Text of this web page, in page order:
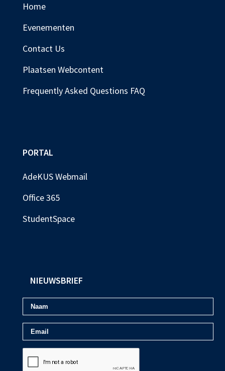
Home
Evenementen
Contact Us
Plaatsen Webcontent
Frequently Asked Questions FAQ
PORTAL
AdeKUS Webmail
Office 365
StudentSpace
NIEUWSBRIEF